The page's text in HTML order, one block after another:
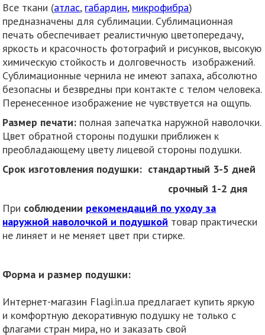
Все ткани (атлас, габардин, микрофибра)
предназначены для сублимации. Сублимационная
печать обеспечивает реалистичную цветопередачу,
яркость и красочность фотографий и рисунков, высокую
химическую стойкость и долговечность изображений.
Сублимационные чернила не имеют запаха, абсолютно
безопасны и безвредны при контакте с телом человека.
Перенесенное изображение не чувствуется на ощупь.
Размер печати: полная запечатка наружной наволочки.
Цвет обратной стороны подушки приближен к
преобладающему цвету лицевой стороны подушки.
Срок изготовления подушки: стандартный 3-5 дней
срочный 1-2 дня
При соблюдении рекомендаций по уходу за
наружной наволочкой и подушкой товар практически
не линяет и не меняет цвет при стирке.
Форма и размер подушки:
Интернет-магазин Flagi.in.ua предлагает купить яркую
и комфортную декоративную подушку не только с
флагами стран мира, но и заказать свой